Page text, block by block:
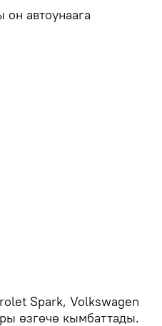
автоунаага
Spark, Volkswagen
өзгөчө кымбаттады.